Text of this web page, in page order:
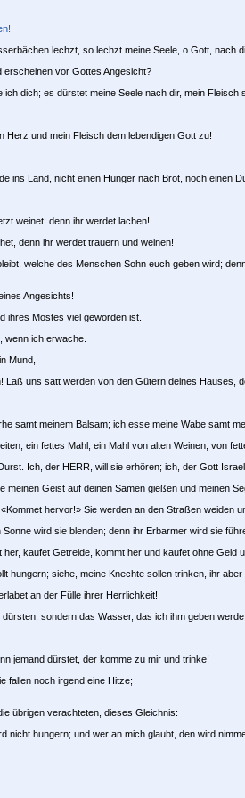
lechzt, so lechzt meine Seele, o Gott, nach
erscheinen vor Gottes Angesicht?
dich; es dürstet meine Seele nach dir, mein
Herz und mein Fleisch dem lebendigen Gott zu!
ins Land, nicht einen Hunger nach Brot, noch einen
weinet; denn ihr werdet lachen!
denn ihr werdet trauern und weinen!
welche des Menschen Sohn euch geben wird;
Angesichts!
ihres Mostes viel geworden ist.
wenn ich erwache.
Mund,
uns satt werden von den Gütern deines Hauses,
samt meinem Balsam; ich esse meine Wabe samt
ein fettes Mahl, ein Mahl von alten Weinen, von
Ich, der HERR, will sie erhören; ich, der Gott
Geist auf deinen Samen gießen und meinen
hervor!» Sie werden an den Straßen weiden
wird sie blenden; denn ihr Erbarmer wird sie
kaufet Getreide, kommt her und kaufet ohne Geld
siehe, meine Knechte sollen trinken, ihr
an der Fülle ihrer Herrlichkeit!
sondern das Wasser, das ich ihm geben
jemand dürstet, der komme zu mir und trinke!
fallen noch irgend eine Hitze;
übrigen verachteten, dieses Gleichnis:
hungern; und wer an mich glaubt, den wird